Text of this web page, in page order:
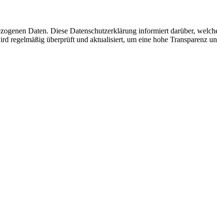
Daten. Diese Datenschutzerklärung informiert darüber,
regelmäßig überprüft und aktualisiert, um eine hohe Transparenz